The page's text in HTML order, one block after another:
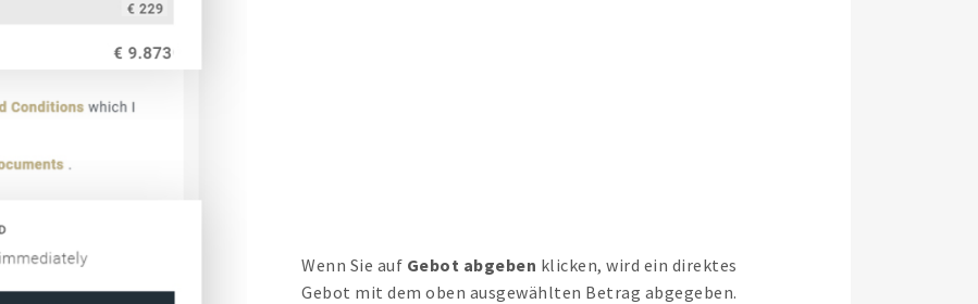
Wenn Sie auf Gebot abgeben klicken, wird ein direktes
Gebot mit dem oben ausgewählten Betrag abgegeben.